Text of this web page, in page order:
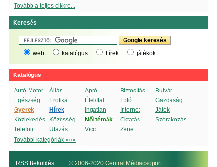
Tovább a teljes cikkre...
Keresés
web katalógus hírek játékok
Katalógus
Autó-Motor Állás Apró Biztosítás
Bulvár
Egészség
Erotika Étel/Ital Fotó
Gazdaság
Gyerek
Hírek Ingatlan Internet
Játék
Közlekedés
Közösség Női témák Oktatás
Szórakozás
Telefon
Utazás Vicc
Zene
További kategóriák »»»
RSS Beküldés © 2006-2020 Central Médiacsoport